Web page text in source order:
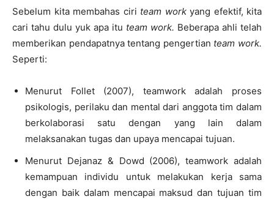
Sebelum kita membahas ciri team work yang efektif, kita
cari tahu dulu yuk apa itu team work. Beberapa ahli telah
memberikan pendapatnya tentang pengertian team work.
Seperti:
Menurut Follet (2007), teamwork adalah proses
psikologis, perilaku dan mental dari anggota tim dalam
berkolaborasi satu dengan yang lain dalam
melaksanakan tugas dan upaya mencapai tujuan.
Menurut Dejanaz & Dowd (2006), teamwork adalah
kemampuan individu untuk melakukan kerja sama
dengan baik dalam mencapai maksud dan tujuan tim